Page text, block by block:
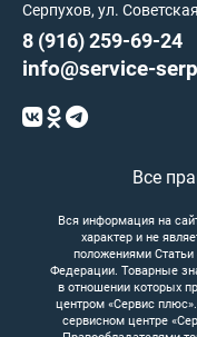
Серпухов, ул.
8 (916) 259-69-24
info@service-
Все
Вся информация на
характер и не
положениями
Федерации. Товарные
в отношении которых
центром «Сервис
сервисном центре